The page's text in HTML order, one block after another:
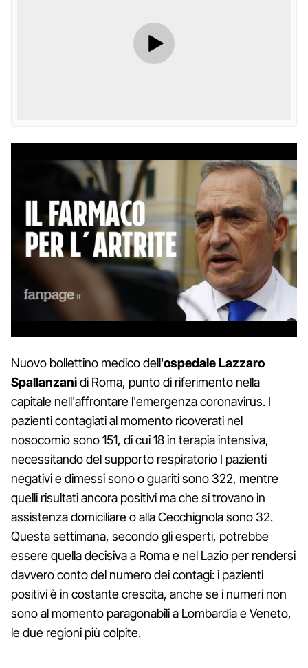
Nuovo bollettino medico dell'ospedale Lazzaro
Spallanzanidi Roma, punto di riferimento nella
capitale nell'affrontare l'emergenza coronavirus. I
pazienti contagiati al momento ricoverati nel
nosocomio sono 151, di cui 18 in terapia intensiva,
necessitando del supporto respiratorio I pazienti
negativi e dimessi sono o guariti sono 322, mentre
quelli risultati ancora positivi ma che si trovano in
assistenza domiciliare o alla Cecchignola sono 32.
Questa settimana, secondo gli esperti, potrebbe
essere quella decisiva a Roma e nel Lazio per rendersi
davvero conto del numero dei contagi: i pazienti
positivi è in costante crescita, anche se i numeri non
sono al momento paragonabili a Lombardia e Veneto,
le due regioni più colpite.